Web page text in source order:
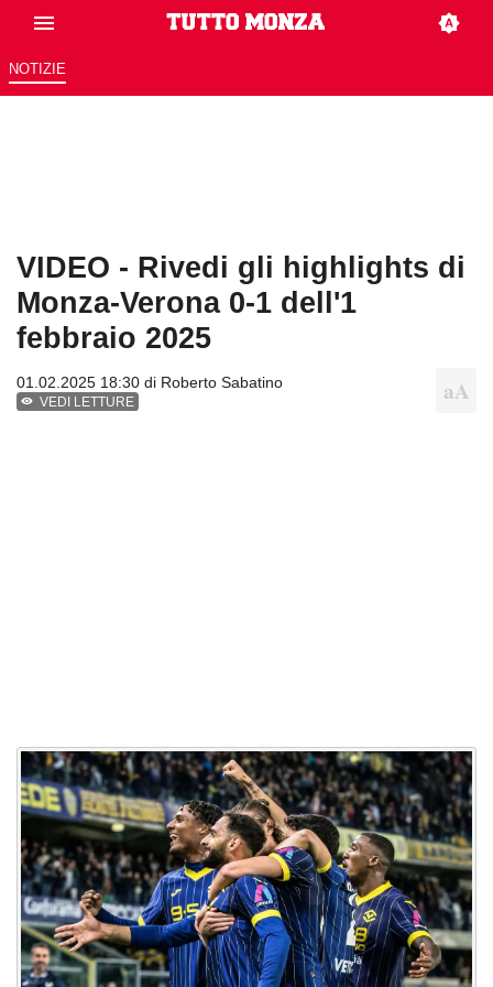
NOTIZIE
VIDEO - Rivedi gli highlights di
Monza-Verona 0-1 dell'1
febbraio 2025
01.02.2025 18:30 di Roberto Sabatino
VEDI LETTURE